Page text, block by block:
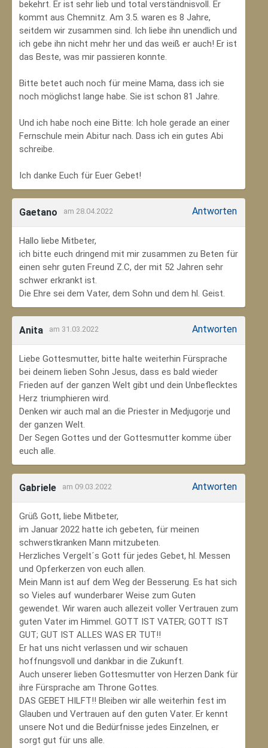
bekehrt. Er ist sehr lieb und total verständnisvoll. Er
kommt aus Chemnitz. Am 3.5. waren es 8 Jahre,
seitdem wir zusammen sind. Ich liebe ihn unendlich und
ich gebe ihn nicht mehr her und das weiß er auch! Er ist
das Beste, was mir passieren konnte.
Bitte betet auch noch für meine Mama, dass ich sie
noch möglichst lange habe. Sie ist schon 81 Jahre.
Und ich habe noch eine Bitte: Ich hole gerade an einer
Fernschule mein Abitur nach. Dass ich ein gutes Abi
schreibe.
Ich danke Euch für Euer Gebet!
Gaetano am 28.04.2022 Antworten
Hallo liebe Mitbeter,
ich bitte euch dringend mit mir zusammen zu Beten für
einen sehr guten Freund Z.C, der mit 52 Jahren sehr
schwer erkrankt ist.
Die Ehre sei dem Vater, dem Sohn und dem hl. Geist.
Anita am 31.03.2022 Antworten
Liebe Gottesmutter, bitte halte weiterhin Fürsprache
bei deinem lieben Sohn Jesus, dass es bald wieder
Frieden auf der ganzen Welt gibt und dein Unbeflecktes
Herz triumphieren wird.
Denken wir auch mal an die Priester in Medjugorje und
der ganzen Welt.
Der Segen Gottes und der Gottesmutter komme über
euch alle.
Gabriele am 09.03.2022 Antworten
Grüß Gott, liebe Mitbeter,
im Januar 2022 hatte ich gebeten, für meinen
schwerstkranken Mann mitzubeten.
Herzliches Vergelt´s Gott für jedes Gebet, hl. Messen
und Opferkerzen von euch allen.
Mein Mann ist auf dem Weg der Besserung. Es hat sich
so Vieles auf wunderbarer Weise zum Guten
gewendet. Wir waren auch allezeit voller Vertrauen zum
guten Vater im Himmel. GOTT IST VATER; GOTT IST
GUT; GUT IST ALLES WAS ER TUT!!
Er hat uns nicht verlassen und wir schauen
hoffnungsvoll und dankbar in die Zukunft.
Auch unserer lieben Gottesmutter von Herzen Dank für
ihre Fürsprache am Throne Gottes.
DAS GEBET HILFT!! Bleiben wir alle weiterhin fest im
Glauben und Vertrauen auf den guten Vater. Er kennt
unsere Not und die Bedürfnisse jedes Einzelnen, er
sorgt gut für uns alle.